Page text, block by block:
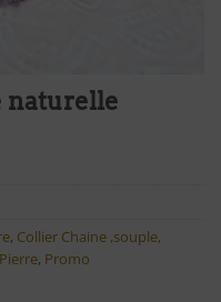
naturelle
, Collier Chaine ,souple,
, Promo